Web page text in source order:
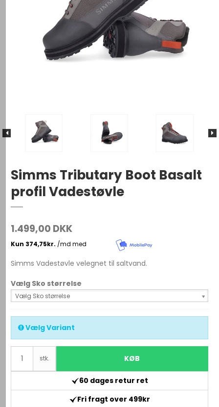
Simms Tributary Boot Basalt
profil Vadestøvle
1.499,00 DKK
Simms Vadestøvle velegnet til saltvand.
Vælg Sko størrelse
Vælg Sko størrelse
Vælg Variant
stk. KØB
60 dages retur ret
Fri fragt over 499kr